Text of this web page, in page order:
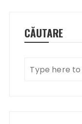
CĂUTARE